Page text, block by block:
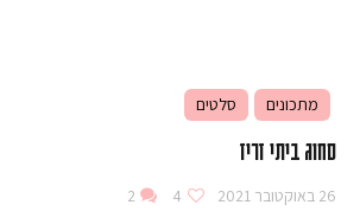
מתכונים סלטים
סחוג ביתי זריז
26 באוקטובר 2021 4
2